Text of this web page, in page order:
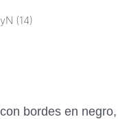
(14)
bordes en